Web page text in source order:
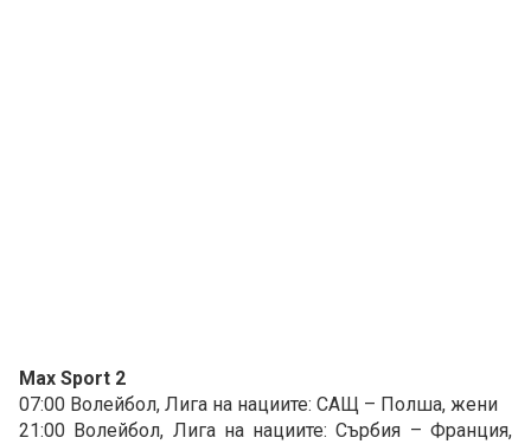
Max Sport 2
07:00 Волейбол, Лига на нациите: САЩ – Полша, жени
21:00 Волейбол, Лига на нациите: Сърбия – Франция,